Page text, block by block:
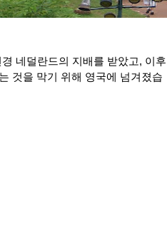
네덜란드의 지배를 받았고, 이후
것을 막기 위해 영국에 넘겨졌습